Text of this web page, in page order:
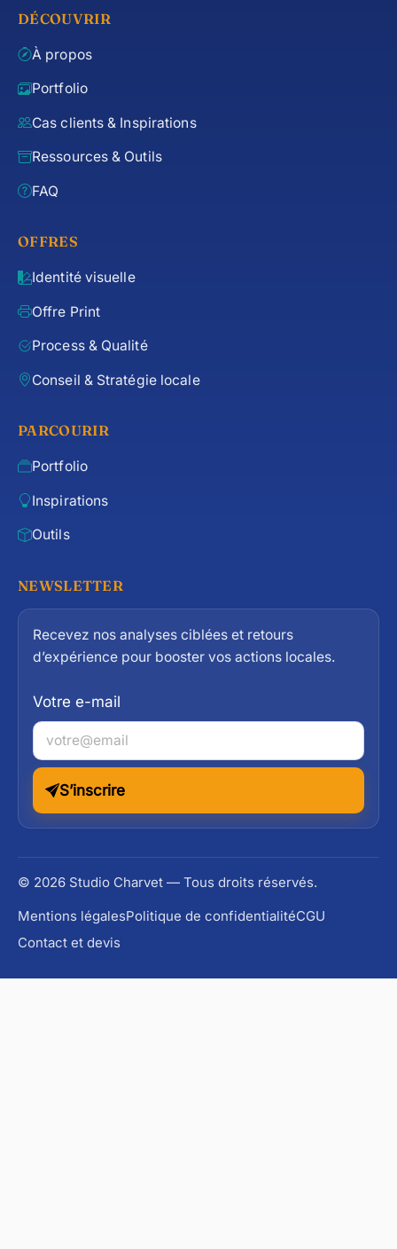
DÉCOUVRIR
À propos
Portfolio
Cas clients & Inspirations
Ressources & Outils
FAQ
OFFRES
Identité visuelle
Offre Print
Process & Qualité
Conseil & Stratégie locale
PARCOURIR
Portfolio
Inspirations
Outils
NEWSLETTER
Recevez nos analyses ciblées et retours
d’expérience pour booster vos actions locales.
Votre e-mail
S’inscrire
© 2026 Studio Charvet — Tous droits réservés.
Mentions légalesPolitique de confidentialitéCGU
Contact et devis